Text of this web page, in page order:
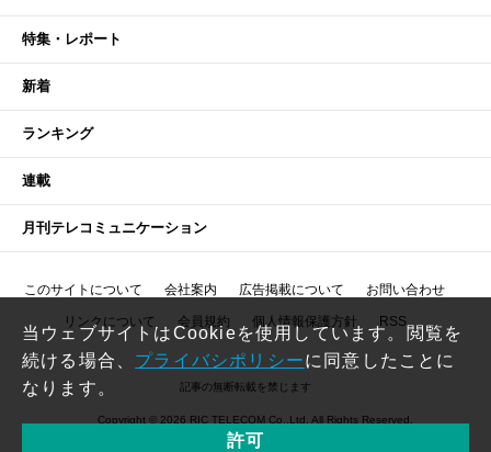
特集・レポート
新着
ランキング
連載
月刊テレコミュニケーション
このサイトについて 会社案内 広告掲載について お問い合わせ
リンクについて 会員規約 個人情報保護方針 RSS
記事の無断転載を禁じます
Copyright © 2026 RIC TELECOM Co.,Ltd. All Rights Reserved.
当ウェブサイトはCookieを使用しています。閲覧を
続ける場合、 プライバシポリシーに同意したことに
なります。
許可